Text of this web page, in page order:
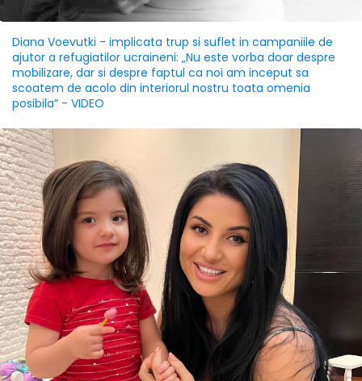
Diana Voevutki - implicata trup si suflet in campaniile de
ajutor a refugiatilor ucraineni: „Nu este vorba doar despre
mobilizare, dar si despre faptul ca noi am inceput sa
scoatem de acolo din interiorul nostru toata omenia
posibila” - VIDEO